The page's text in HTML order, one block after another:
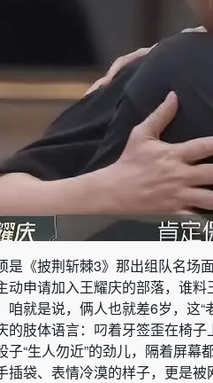
《披荆斩棘3》那出组队名场
申请加入王耀庆的部落，谁料
就是说，俩人也就差6岁，这“
肢体语言：叼着牙签歪在椅子
“生人勿近”的劲儿，隔着屏
袋、表情冷漠的样子，更是被